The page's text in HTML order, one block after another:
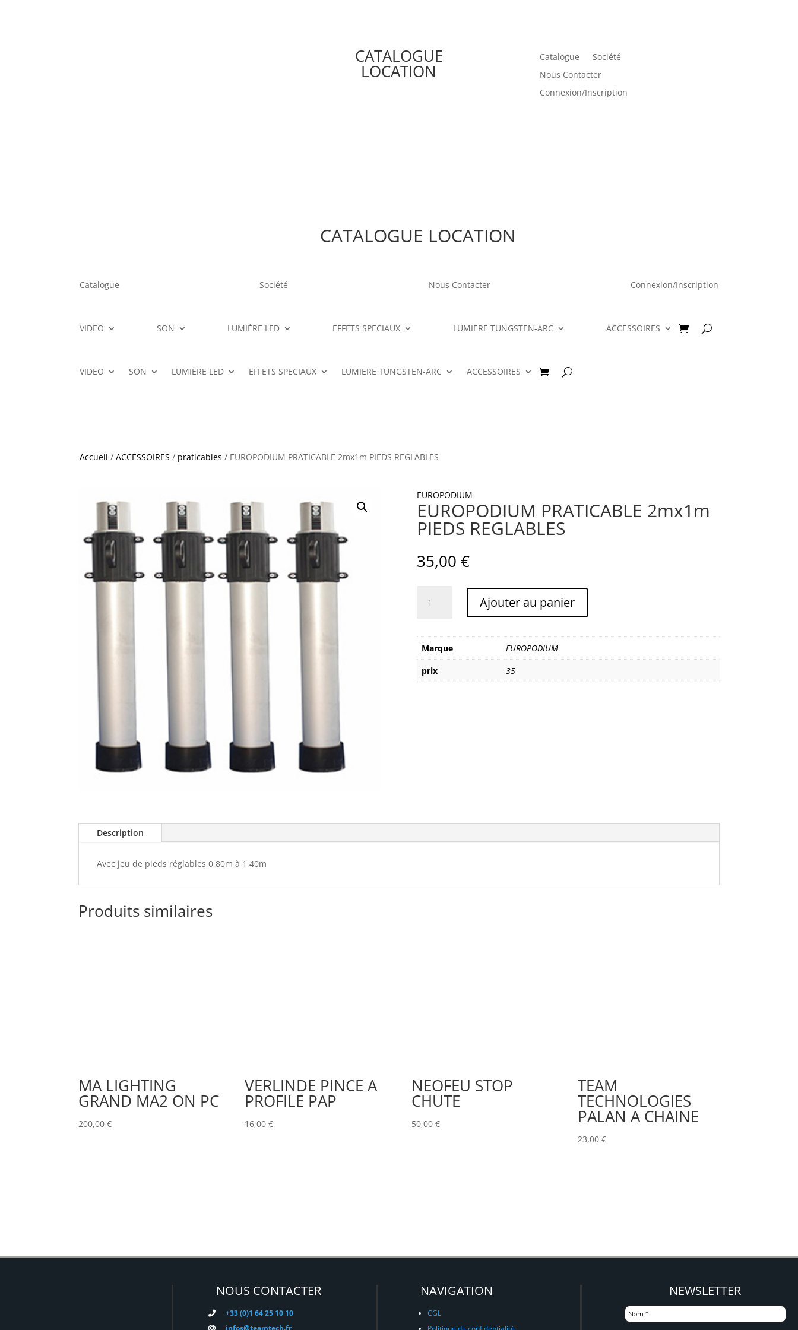
CATALOGUE
LOCATION
Catalogue
Société
Nous Contacter
Connexion/Inscription
CATALOGUE LOCATION
Catalogue Société Nous Contacter Connexion/Inscription
VIDEO SON LUMIÈRE LED EFFETS SPECIAUX LUMIERE TUNGSTEN-ARC ACCESSOIRES
VIDEO SON LUMIÈRE LED EFFETS SPECIAUX LUMIERE TUNGSTEN-ARC ACCESSOIRES
Accueil /ACCESSOIRES / praticables / EUROPODIUM PRATICABLE 2mx1m PIEDS REGLABLES
EUROPODIUM
EUROPODIUM PRATICABLE 2mx1m
PIEDS REGLABLES
35,00 €
EUROPODIUM
2mx1m
PIEDS
REGLABLES
Ajouter au panier
Marque
EUROPODIUM
prix
35
Description
Avec jeu de pieds réglables 0,80m à 1,40m
Produits similaires
MA LIGHTING
GRAND MA2 ON PC
200,00 €
VERLINDE PINCE A
PROFILE PAP
16,00€
NEOFEU STOP
CHUTE
50,00 €
TEAM
TECHNOLOGIES
PALAN A CHAINE
23,00 €
NOUS CONTACTER
+33 (0)1 64 25 10 10
NAVIGATION
CGL
NEWSLETTER